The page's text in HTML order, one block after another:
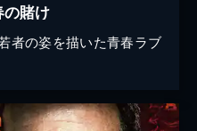
の賭け
者の姿を描いた青春ラブ